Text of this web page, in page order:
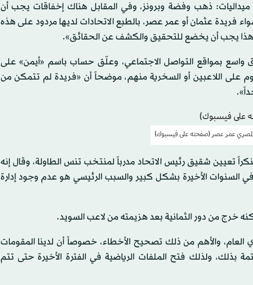
ذهب وفضة وبرونز، وفي المقابل هناك إخفاقات يجب أن
عثمان أو عمر عصر، بالطبع الاتحادات لديها مردود على هذه
كل هذا يجب أن يخضع للتحقيق والكشف عن الحقائق».
واسع بمواقع التواصل الاجتماعي، وعلّق حساب باسم «أيمن» على
على اللاعبين أو السخرية منهم، موضحاً أن «فريدة لم تتمكن من
عمر عصر (صفحته على فيسبوك)
شقيق رئيس الاتحاد مدرباً لمنتخب تنس الطاولة، وقال إنه
السنوات الأخيرة بشكل كبير والسبب الرئيسي هو عدم وجود إدارة
خرج من دور الثمانية بعد هزيمته من لاعب السويد.
العام، والأهم من ذلك تصحيح الأخطاء، خصوصاً أن لدينا المقومات
بذلك، ولذلك فتح الملفات الرياضية في الفترة الأخيرة حتى تتم